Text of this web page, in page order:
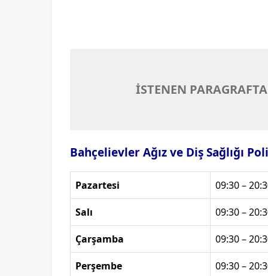
İSTENEN
Bahçelievler Ağız ve Diş Sağlığı
Pazartesi 09:30 –
Salı 09:30 –
Çarşamba 09:30 –
Perşembe 09:30 –